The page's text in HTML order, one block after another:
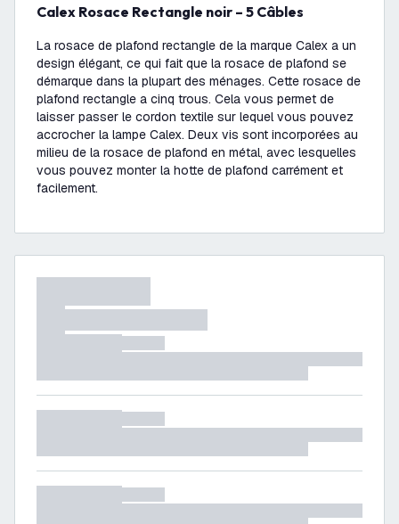
Calex Rosace Rectangle noir – 5 Câbles
La rosace de plafond rectangle de la marque Calex a un
design élégant, ce qui fait que la rosace de plafond se
démarque dans la plupart des ménages. Cette rosace de
plafond rectangle a cinq trous. Cela vous permet de
laisser passer le cordon textile sur lequel vous pouvez
accrocher la lampe Calex. Deux vis sont incorporées au
milieu de la rosace de plafond en métal, avec lesquelles
vous pouvez monter la hotte de plafond carrément et
facilement.